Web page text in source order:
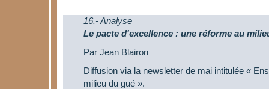
16.- Analyse
Le pacte d'excellence : une réforme au
Par Jean Blairon
Diffusion via la newsletter de mai intitulée «
milieu du gué ».